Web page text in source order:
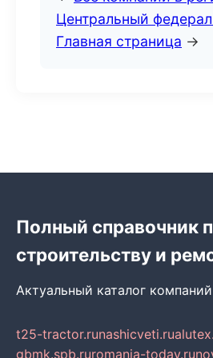
Центральный
Главная страница →
Полный справочник
строительству и
Актуальный каталог
t25-tractor.runashicveti.ru
gbmk.spb.ruromania-today.ru